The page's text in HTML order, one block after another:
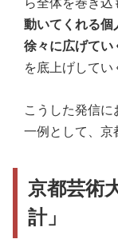
ら全体を巻き
動いてくれる個
徐々に広げてい
を底上げしてい
こうした発信
一例として、京
京都芸術
計」